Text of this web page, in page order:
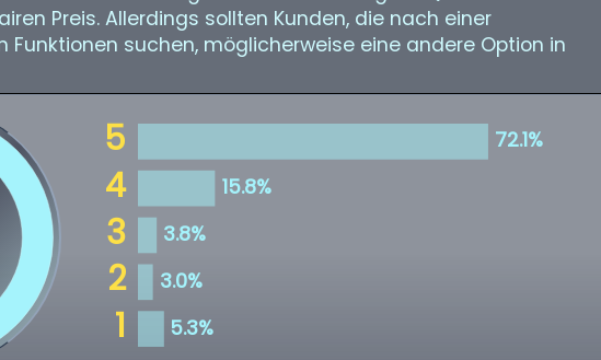
Preis. Allerdings sollten Kunden, die nach einer
Funktionen suchen, möglicherweise eine andere Option in